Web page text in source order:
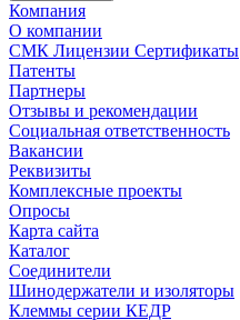
Компания
О компании
СМК Лицензии Сертификаты
Патенты
Партнеры
Отзывы и рекомендации
Социальная ответственность
Вакансии
Реквизиты
Комплексные проекты
Опросы
Карта сайта
Каталог
Соединители
Шинодержатели и изоляторы
Клеммы серии КЕДР